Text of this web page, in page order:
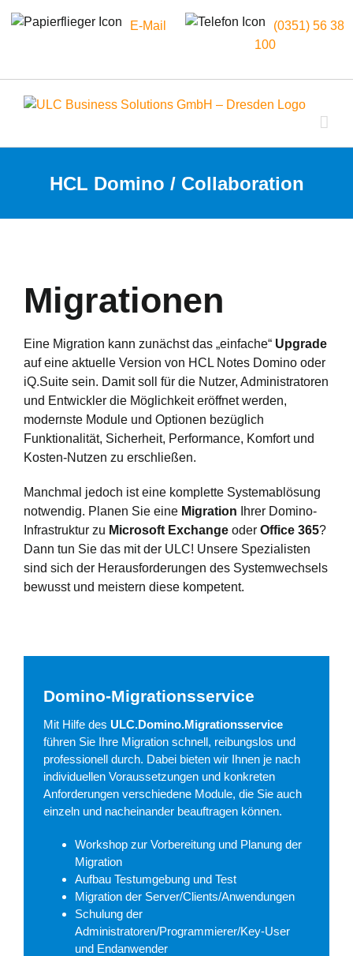
E-Mail
(0351) 56 38
100
Inhalt
HCL Domino / Collaboration
Migrationen
Eine Migration kann zunächst das „einfache“ Upgrade
auf eine aktuelle Version von HCL Notes Domino oder
iQ.Suite sein. Damit soll für die Nutzer, Administratoren
und Entwickler die Möglichkeit eröffnet werden,
modernste Module und Optionen bezüglich
Funktionalität, Sicherheit, Performance, Komfort und
Kosten-Nutzen zu erschließen.
Manchmal jedoch ist eine komplette Systemablösung
notwendig. Planen Sie eine Migration Ihrer Domino-
Infrastruktur zu Microsoft Exchange oder Office 365?
Dann tun Sie das mit der ULC! Unsere Spezialisten
sind sich der Herausforderungen des Systemwechsels
bewusst und meistern diese kompetent.
Domino-Migrationsservice
Mit Hilfe des ULC.Domino.Migrationsservice
führen Sie Ihre Migration schnell, reibungslos und
professionell durch. Dabei bieten wir Ihnen je nach
individuellen Voraussetzungen und konkreten
Anforderungen verschiedene Module, die Sie auch
einzeln und nacheinander beauftragen können.
Workshop zur Vorbereitung und Planung der
Migration
Aufbau Testumgebung und Test
Migration der Server/Clients/Anwendungen
Schulung der
Administratoren/Programmierer/Key-User
und Endanwender